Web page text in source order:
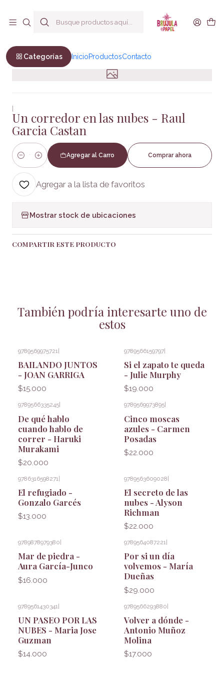
Categorías InicioProductosContacto
|
Un corredor en las nubes - Raul
Garcia Castan
Cantidad
Agregar al Carro Comprar ahora
Agregar a la lista de favoritos
Mostrar stock de ubicaciones
COMPARTIR ESTE PRODUCTO
También podría interesarte uno de
estos
9789569975721
BAILANDO JUNTOS
- JOAN GARRIGA
$15.000
9789566159797
Si el zapato te queda
- Julie Murphy
$19.000
9789566335245
De qué hablo
cuando hablo de
correr - Haruki
Murakami
$20.000
9789569973895
Cinco moscas
azules - Carmen
Posadas
$22.000
9786316598271 |
El refugiado -
Gonzalo Garcés
$13.000
9789563609028|
El secreto de las
nubes - Alyson
Richman
$22.000
9789878979380
Mar de piedra -
Aura García-Junco
$16.000
9789564087221
Por si un día
volvemos - María
Dueñas
$29.000
9789561430341 |
UN PASEO POR LAS
NUBES - Maria Jose
Guzman
$14.000
9789566293880|
Volver a dónde -
Antonio Muñoz
Molina
$17.000